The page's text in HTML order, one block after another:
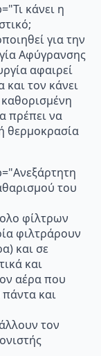
κάνει η
για την
Αφύγρανσης
αφαιρεί
τον κάνει
πρέπει να
θερμοκρασία
του
φίλτρων
φιλτράρουν
και σε
και
αέρα που
και
τον